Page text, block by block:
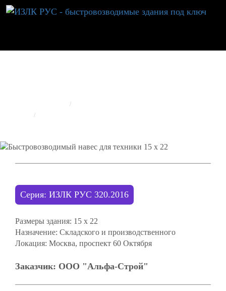
Серия: ИЗЛК РУС 320.2016
Размеры здания: 15 х 22
Назначение: Складского и производственного
Локация: Москва, проспект 60 Октября
Заказчик: ООО "Альфа-Строй"